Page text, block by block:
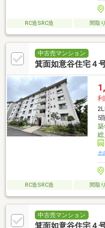
RC造SRC造 間取
中古売マンション
箕面如意谷住宅４
利
5
築
そ
RC造SRC造 間取
中古売マンション
箕面如意谷住宅４